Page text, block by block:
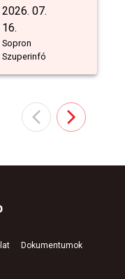
2026. 07.
16.
Sopron
Szuperinfó
Dokumentumok